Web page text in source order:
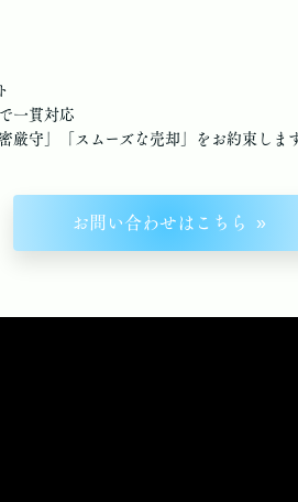
一貫対応
厳守」「スムーズな売却」をお約束します
お問い合わせはこちら